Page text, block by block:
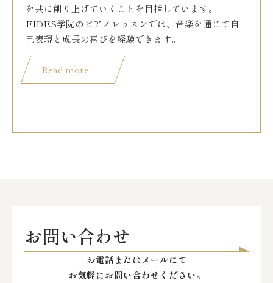
を共に創り上げていくことを目指しています。
FIDES学院のピアノレッスンでは、音楽を通じて自
己表現と成長の喜びを経験できます。
Read more
お問い合わせ
お電話またはメールにて
お気軽にお問い合わせください。